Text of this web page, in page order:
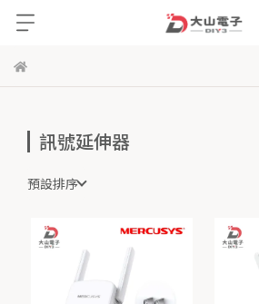
訊號延伸器
預設排序